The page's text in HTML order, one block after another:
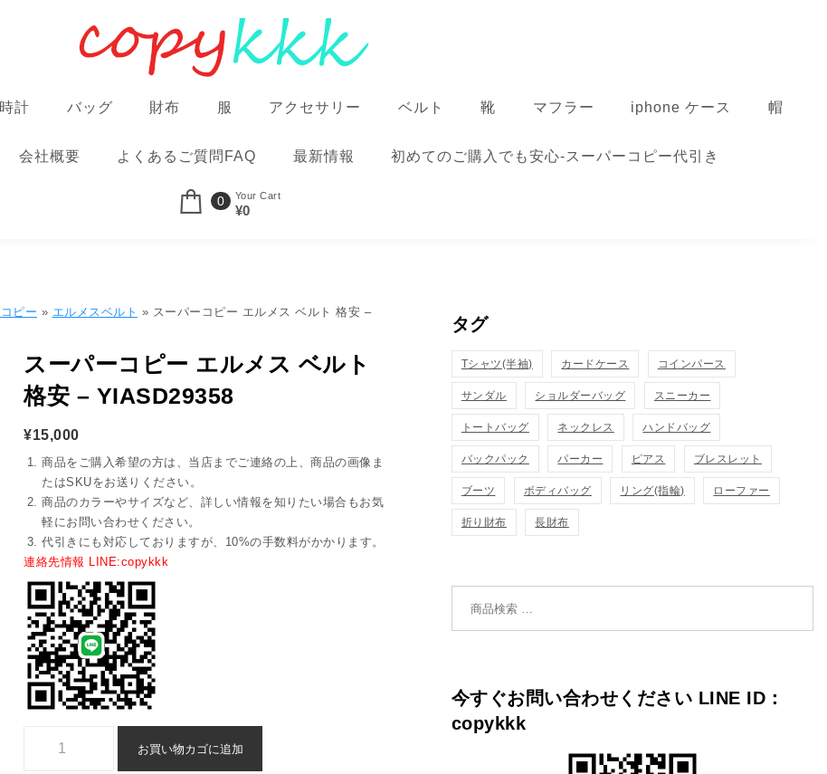
計 バッグ 財布 服 アクセサリー ベルト 靴 マフラー iphone ケース 帽
会社概要 よくあるご質問FAQ 最新情報 初めてのご購入でも安心-スーパーコピー代引き
0 Your Cart
¥0
ピー » エルメスベルト » スーパーコピー エルメス ベルト 格安 –
スーパーコピー エルメス ベルト
格安 – YIASD29358
¥15,000
商品をご購入希望の方は、当店までご連絡の上、商品の画像ま
たはSKUをお送りください。
商品のカラーやサイズなど、詳しい情報を知りたい場合もお気
軽にお問い合わせください。
代引きにも対応しておりますが、10%の手数料がかかります。
連絡先情報 LINE:copykkk
お買い物カゴに追加
タグ
Tシャツ(半袖) カードケース コインパース
サンダル ショルダーバッグ スニーカー
トートバッグ ネックレス ハンドバッグ
バックパック パーカー ピアス ブレスレット
ブーツ ボディバッグ リング(指輪) ローファー
折り財布 長財布
今すぐお問い合わせください LINE ID：
copykkk